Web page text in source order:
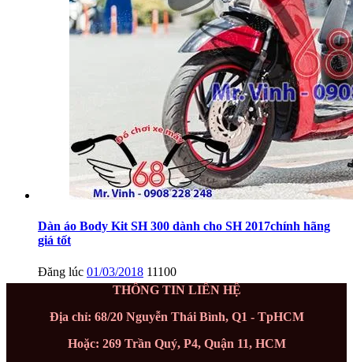
Dàn áo Body Kit SH 300 dành cho SH 2017chính hãng
giá tốt
Đăng lúc 01/03/2018 11100
THÔNG TIN LIÊN HỆ
Địa chỉ: 68/20 Nguyễn Thái Bình, Q1 - TpHCM
Hoặc: 269 Trần Quý, P4, Quận 11, HCM